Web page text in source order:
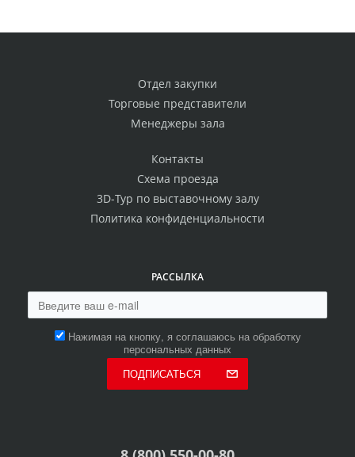
Отдел закупки
Торговые представители
Менеджеры зала
Контакты
Схема проезда
3D-Тур по выставочному залу
Политика конфиденциальности
РАССЫЛКА
Нажимая на кнопку, я соглашаюсь на обработку
персональных данных
ПОДПИСАТЬСЯ